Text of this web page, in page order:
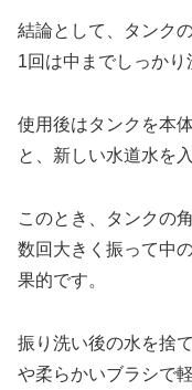
結論として、タンク
1回は中までしっかり
使用後はタンクを本
と、新しい水道水を
このとき、タンクの
数回大きく振って中
果的です。
振り洗い後の水を捨
や柔らかいブラシで